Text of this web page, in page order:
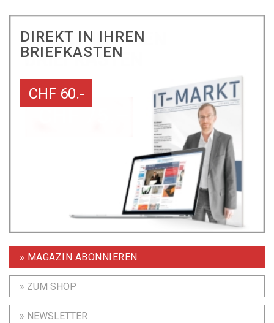
DIREKT IN IHREN
BRIEFKASTEN
CHF 60.-
» MAGAZIN ABONNIEREN
» ZUM SHOP
» NEWSLETTER